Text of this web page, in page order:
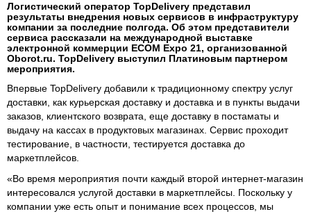
Логистический оператор TopDelivery представил
результаты внедрения новых сервисов в инфраструктуру
компании за последние полгода. Об этом представители
сервиса рассказали на международной выставке
электронной коммерции ECOM Expo 21, организованной
Oborot.ru. TopDelivery выступил Платиновым партнером
мероприятия.
Впервые TopDelivery добавили к традиционному спектру услуг
доставки, как курьерская доставку и доставка и в пункты выдачи
заказов, клиентского возврата, еще доставку в постаматы и
выдачу на кассах в продуктовых магазинах. Сервис проходит
тестирование, в частности, тестируется доставка до
маркетплейсов.
«Во время мероприятия почти каждый второй интернет-магазин
интересовался услугой доставки в маркетплейсы. Поскольку у
компании уже есть опыт и понимание всех процессов, мы